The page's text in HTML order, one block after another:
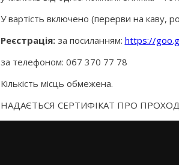
У вартість включено (перерви на каву,
Реєстрація:за посиланням: https://
за телефоном: 067 370 77 78
Кількість місць обмежена.
НАДАЄТЬСЯ СЕРТИФІКАТ ПРО